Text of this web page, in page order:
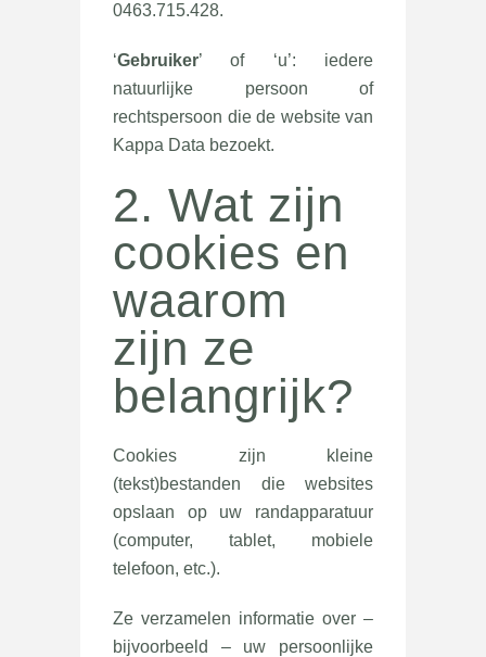
0463.715.428.
‘Gebruiker’ of ‘u’: iedere
natuurlijke persoon of
rechtspersoon die de website van
Kappa Data bezoekt.
2. Wat zijn
cookies en
waarom
zijn ze
belangrijk?
Cookies zijn kleine
(tekst)bestanden die websites
opslaan op uw randapparatuur
(computer, tablet, mobiele
telefoon, etc.).
Ze verzamelen informatie over –
bijvoorbeeld – uw persoonlijke